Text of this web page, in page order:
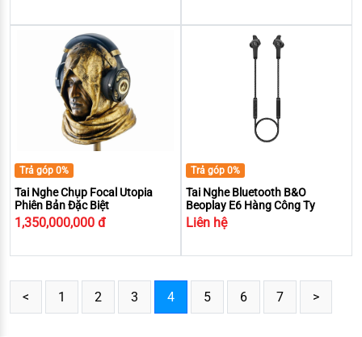
Trả góp 0%
Tai Nghe Chụp Focal Utopia
Phiên Bản Đặc Biệt
1,350,000,000 đ
Trả góp 0%
Tai Nghe Bluetooth B&O
Beoplay E6 Hàng Công Ty
Liên hệ
< 1 2 3 4 5 6 7 >